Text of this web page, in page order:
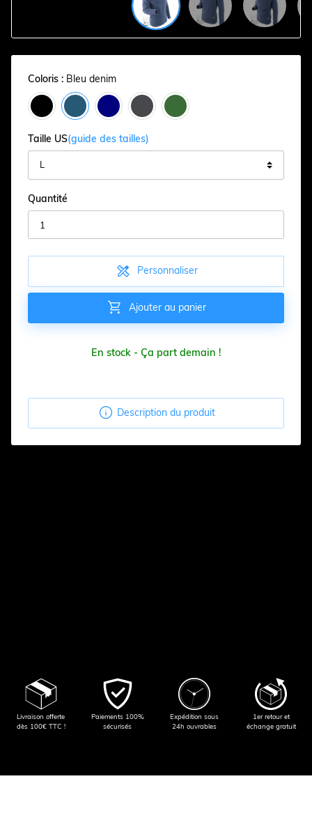
Coloris : Bleu denim
Taille US(guide des tailles)
Quantité
 Personnaliser
 Ajouter au panier
En stock - Ça part demain !
 Description du produit
Livraison offerte
dès 100€ TTC !
Paiements 100%
sécurisés
Expédition sous
24h ouvrables
1er retour et
échange gratuit